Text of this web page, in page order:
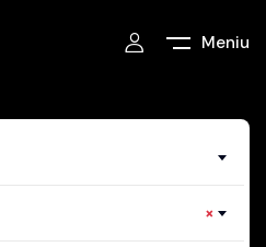
Meniu
×